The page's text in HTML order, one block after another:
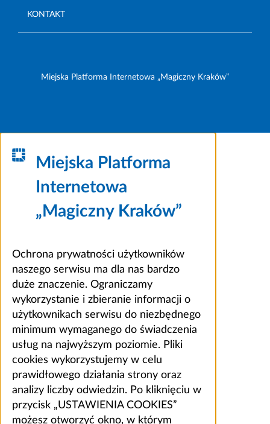
KONTAKT
Miejska Platforma Internetowa „Magiczny Kraków”
Miejska Platforma
Internetowa
„Magiczny Kraków”
Ochrona prywatności użytkowników
naszego serwisu ma dla nas bardzo
duże znaczenie. Ograniczamy
wykorzystanie i zbieranie informacji o
użytkownikach serwisu do niezbędnego
minimum wymaganego do świadczenia
usług na najwyższym poziomie. Pliki
cookies wykorzystujemy w celu
prawidłowego działania strony oraz
analizy liczby odwiedzin. Po kliknięciu w
przycisk „USTAWIENIA COOKIES”
możesz otworzyć okno, w którym